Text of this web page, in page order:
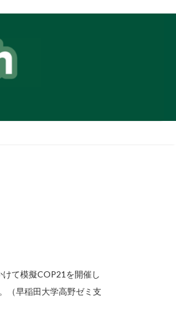
て模擬COP21を開催し
（早稲田大学高野ゼミ支